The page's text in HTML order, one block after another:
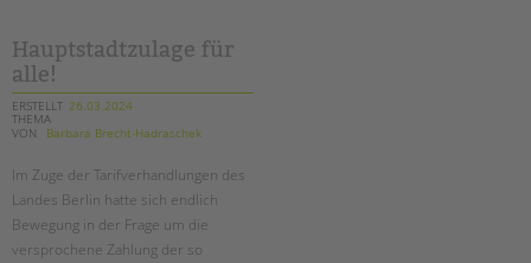
alltag
Hauptstadtzulage für
alle!
ERSTELLT 26.03.2024
THEMA
VON
Barbara Brecht-Hadraschek
Im Zuge der Tarifverhandlungen des
Landes Berlin hatte sich endlich
Bewegung in der Frage um die
versprochene Zahlung der so